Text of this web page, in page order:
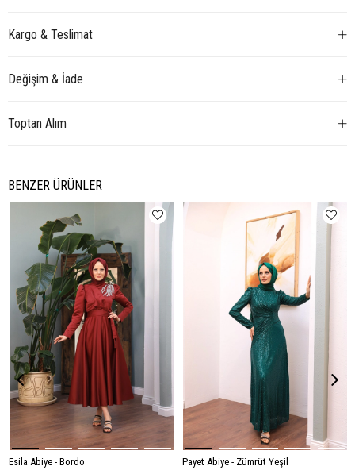
Kargo & Teslimat
Değişim & İade
Toptan Alım
BENZER ÜRÜNLER
Esila Abiye - Bordo Payet Abiye - Zümrüt Yeşil